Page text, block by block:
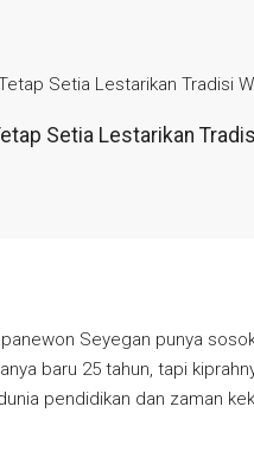
Setia Lestarikan Tradisi
Setia Lestarikan
Seyegan punya
baru 25 tahun, tapi
pendidikan dan zaman